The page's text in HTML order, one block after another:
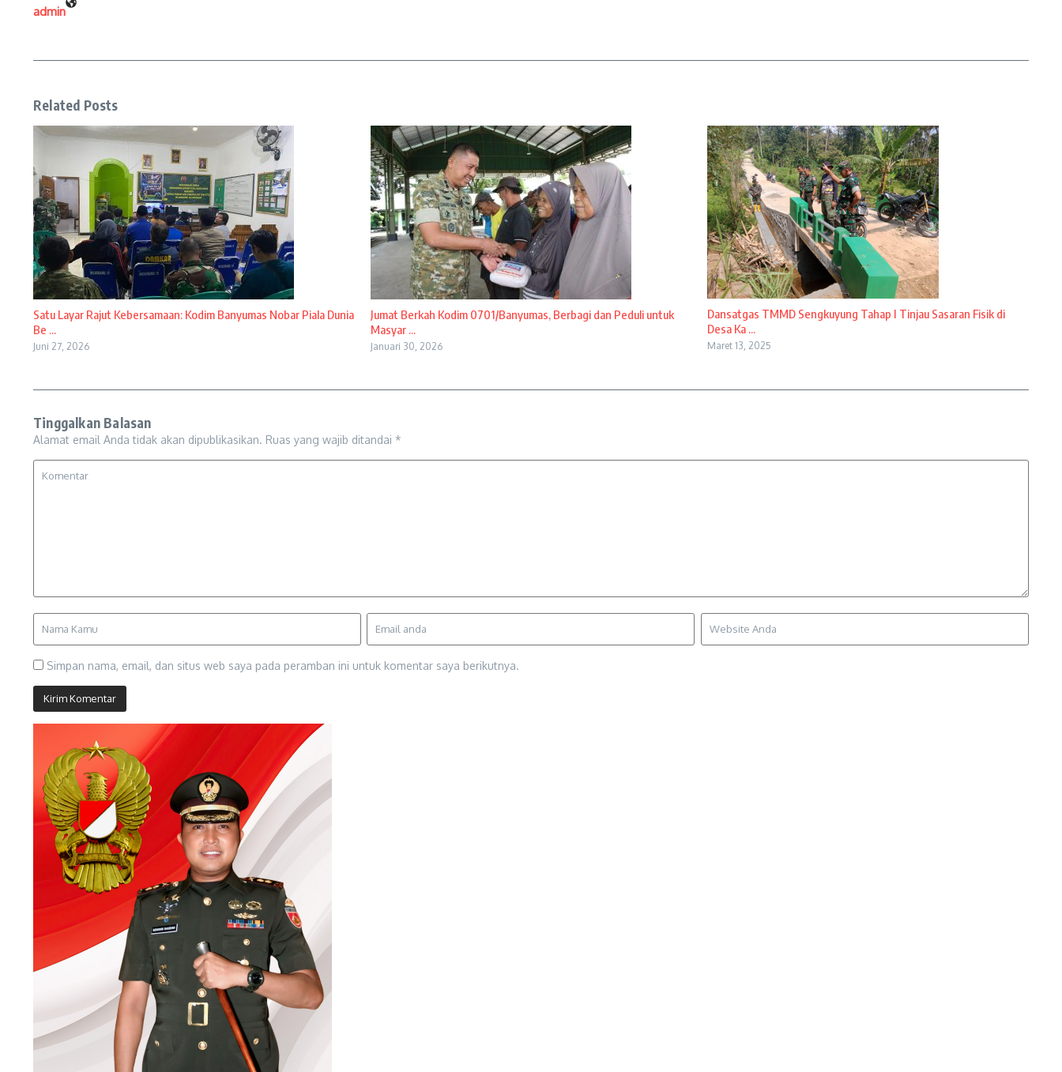
admin
Related Posts
Satu Layar Rajut Kebersamaan: Kodim Banyumas Nobar Piala Dunia
Be ...
Juni 27, 2026
Jumat Berkah Kodim 0701/Banyumas, Berbagi dan Peduli untuk
Masyar ...
Januari 30, 2026
Dansatgas TMMD Sengkuyung Tahap I Tinjau Sasaran Fisik di
Desa Ka ...
Maret 13, 2025
Tinggalkan Balasan
Alamat email Anda tidak akan dipublikasikan. Ruas yang wajib ditandai *
Simpan nama, email, dan situs web saya pada peramban ini untuk komentar saya berikutnya.